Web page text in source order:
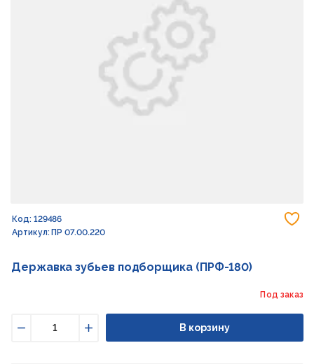
Код: 129486
Артикул: ПР 07.00.220
Державка зубьев подборщика (ПРФ-180)
Под заказ
Увеличить
В корзину